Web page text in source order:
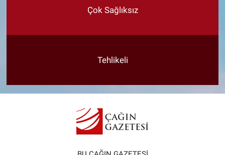
Çok Sağlıksız
Tehlikeli